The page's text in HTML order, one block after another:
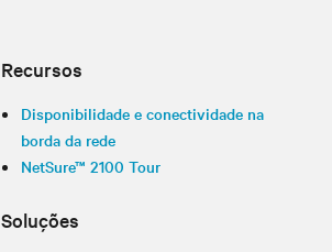
Recursos
Disponibilidade e conectividade na
borda da rede
NetSure™ 2100 Tour
Soluções